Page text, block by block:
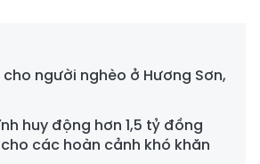
người nghèo ở Hương Sơn,
huy động hơn 1,5 tỷ đồng
các hoàn cảnh khó khăn